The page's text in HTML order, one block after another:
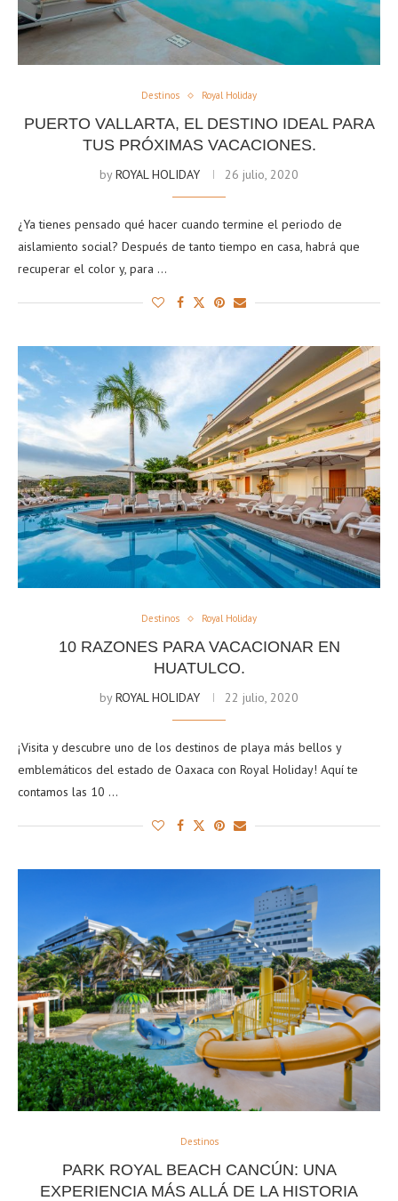
Destinos Royal Holiday
PUERTO VALLARTA, EL DESTINO IDEAL PARA
TUS PRÓXIMAS VACACIONES.
byROYAL HOLIDAY 26 julio, 2020
¿Ya tienes pensado qué hacer cuando termine el periodo de
aislamiento social? Después de tanto tiempo en casa, habrá que
recuperar el color y, para …
Destinos Royal Holiday
10 RAZONES PARA VACACIONAR EN
HUATULCO.
byROYAL HOLIDAY 22 julio, 2020
¡Visita y descubre uno de los destinos de playa más bellos y
emblemáticos del estado de Oaxaca con Royal Holiday! Aquí te
contamos las 10 …
Destinos
PARK ROYAL BEACH CANCÚN: UNA
EXPERIENCIA MÁS ALLÁ DE LA HISTORIA